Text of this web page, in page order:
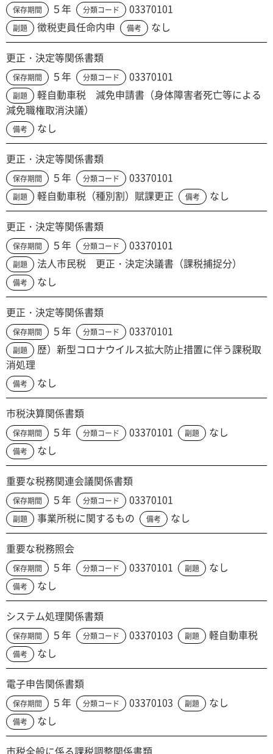
保存期間 ５年 分類コード 03370101
副題 徴税吏員任命内申 備考 なし
更正・決定等関係書類
保存期間 ５年 分類コード 03370101
副題
軽自動車税 減免申請書（身体障害者死亡等による
減免職権取消決議）
備考 なし
更正・決定等関係書類
保存期間 ５年 分類コード 03370101
副題 軽自動車税（種別割）賦課更正 備考 なし
更正・決定等関係書類
保存期間 ５年 分類コード 03370101
副題 法人市民税 更正・決定決議書（課税捕捉分）
備考 なし
更正・決定等関係書類
保存期間 ５年 分類コード 03370101
副題
歴）新型コロナウイルス拡大防止措置に伴う課税取
消処理
備考 なし
市税決算関係書類
保存期間 ５年 分類コード 03370101 副題 なし
備考 なし
重要な税務関連会議関係書類
保存期間 ５年 分類コード 03370101
副題 事業所税に関するもの 備考 なし
重要な税務照会
保存期間 ５年 分類コード 03370101 副題 なし
備考 なし
システム処理関係書類
保存期間 ５年 分類コード 03370103 副題 軽自動車税
備考 なし
電子申告関係書類
保存期間 ５年 分類コード 03370103 副題 なし
備考 なし
市税全般に係る課税調整関係書類